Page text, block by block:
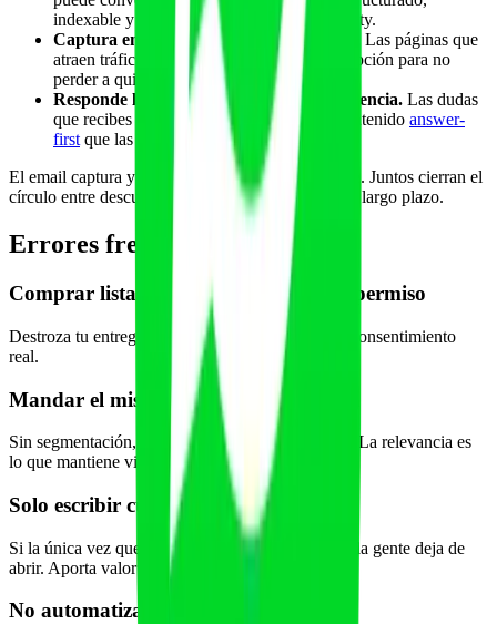
indexable y citable por ChatGPT o Perplexity.
Captura emails desde tu contenido GEO.
Las páginas que
atraen tráfico desde IA deben ofrecer suscripción para no
perder a quien llega una sola vez.
Responde las preguntas reales de tu audiencia. Las dudas
que recibes por email son oro para crear contenido answer-
first que las IA citan.
El email captura y retiene; el contenido GEO atrae. Juntos cierran el
círculo entre descubrimiento orgánico y relación a largo plazo.
Errores frecuentes
Comprar listas o añadir contactos sin permiso
Destroza tu entregabilidad y es ilegal. Crece con consentimiento
real.
Mandar el mismo correo a toda la lista
Sin segmentación, irritas a unos y aburres a otros. La relevancia es
lo que mantiene viva una lista.
Solo escribir cuando quieres vender
Si la única vez que apareces es para pedir dinero, la gente deja de
abrir. Aporta valor entre campañas.
No automatizar lo importante